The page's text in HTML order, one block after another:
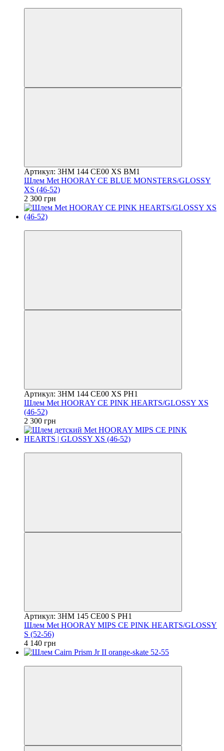
Артикул: 3HM 144 CE00 XS BM1
Шлем Met HOORAY CE BLUE MONSTERS/GLOSSY
XS (46-52)
2 300 грн
Артикул: 3HM 144 CE00 XS PH1
Шлем Met HOORAY CE PINK HEARTS/GLOSSY XS
(46-52)
2 300 грн
Артикул: 3HM 145 CE00 S PH1
Шлем Met HOORAY MIPS CE PINK HEARTS/GLOSSY
S (52-56)
4 140 грн